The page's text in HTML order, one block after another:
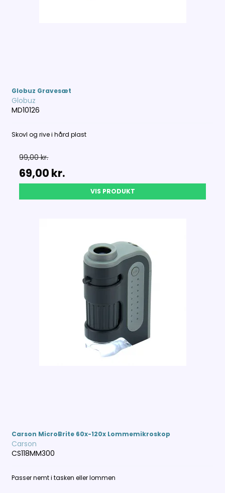
Globuz Gravesæt
Globuz
MD10126
Skovl og rive i hård plast
99,00 kr.
69,00 kr.
VIS PRODUKT
Carson MicroBrite 60x-120x Lommemikroskop
Carson
CS118MM300
Passer nemt i tasken eller lommen